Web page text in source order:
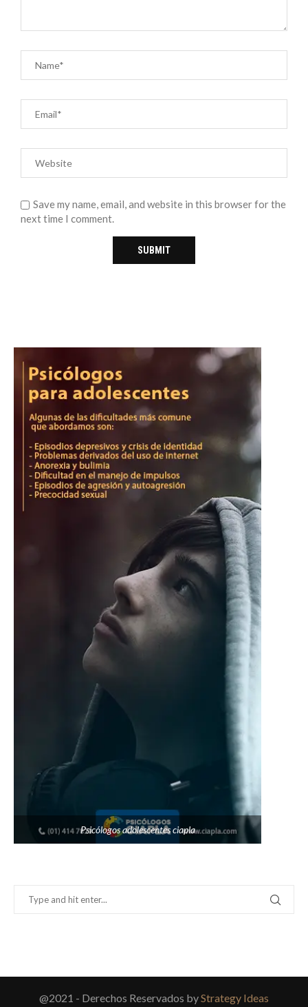
Save my name, email, and website in this browser for the
next time I comment.
Psicólogos adolescentes ciapla
@2021 - Derechos Reservados byStrategy Ideas